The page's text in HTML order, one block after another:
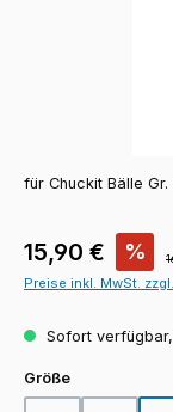
für Chuckit Bälle
Verkaufspreis:
15,90 € %
Preise inkl. MwSt.
Sofort
Größeauswählen